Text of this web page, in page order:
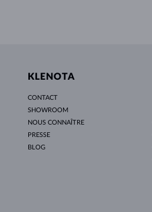
KLENOTA
CONTACT
SHOWROOM
NOUS CONNAÎTRE
PRESSE
BLOG